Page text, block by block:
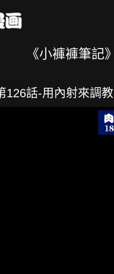
《小褲褲筆記》
126話-用內射來調